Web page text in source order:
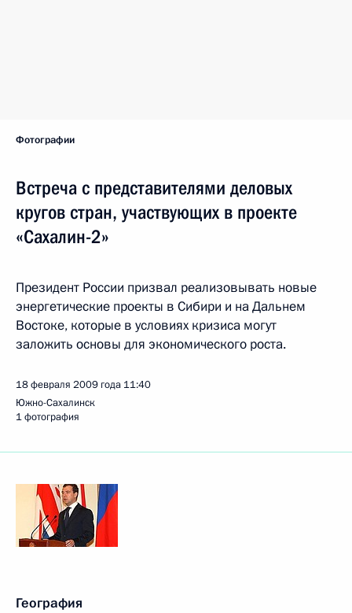
Фотографии
Встреча с представителями деловых
кругов стран, участвующих в проекте
«Сахалин-2»
Президент России призвал реализовывать новые
энергетические проекты в Сибири и на Дальнем
Востоке, которые в условиях кризиса могут
заложить основы для экономического роста.
18 февраля 2009 года 11:40
Южно-Сахалинск
1 фотография
География